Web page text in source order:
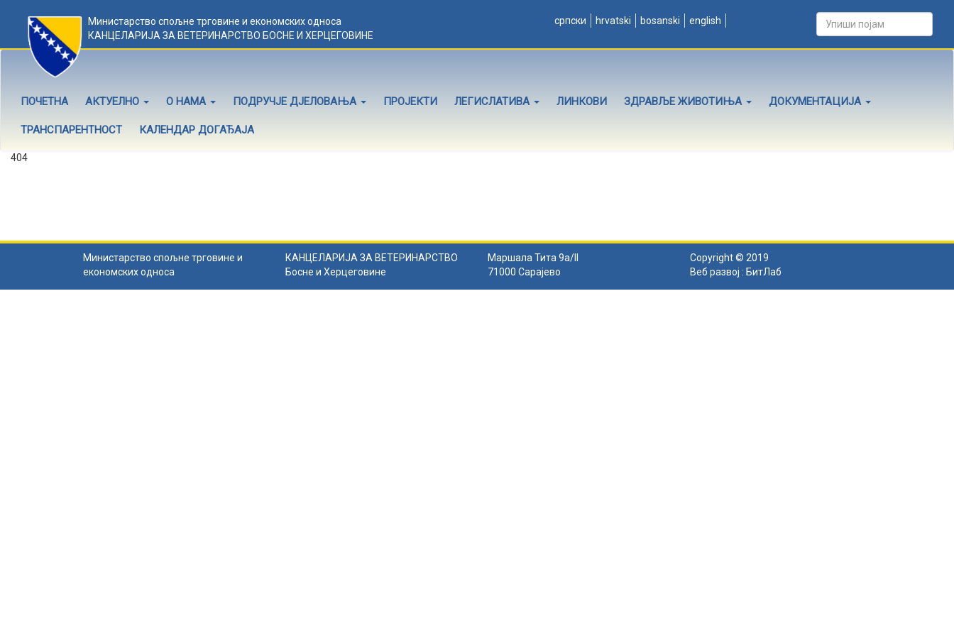
Министарство спољне трговине и економских односа
КАНЦЕЛАРИЈА ЗА ВЕТЕРИНАРСТВО БОСНЕ И ХЕРЦЕГОВИНЕ
српски hrvatski bosanski english
ПОЧЕТНА АКТУЕЛНО О НАМА ПОДРУЧЈЕ ДЈЕЛОВАЊА ПРОЈЕКТИ ЛЕГИСЛАТИВА ЛИНКОВИ ЗДРАВЉЕ ЖИВОТИЊА ДОКУМЕНТАЦИЈА
ТРАНСПАРЕНТНОСТ КАЛЕНДАР ДОГАЂАЈА
404
Министарство спољне трговине и
економских односа
КАНЦЕЛАРИЈА ЗА ВЕТЕРИНАРСТВО
Босне и Херцеговине
Маршала Тита 9а/II
71000 Сарајево
Copyright © 2019
Веб развој : БитЛаб